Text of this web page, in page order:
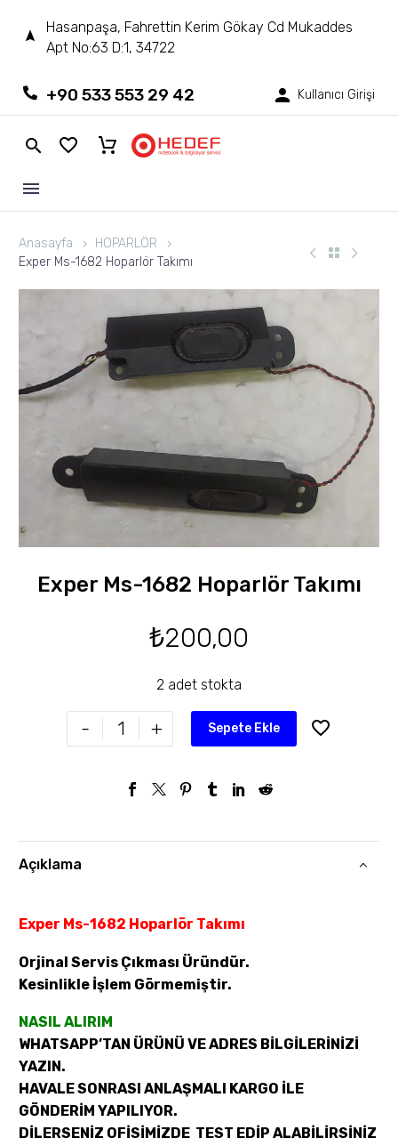
Hasanpaşa, Fahrettin Kerim Gökay Cd Mukaddes
Apt No:63 D:1, 34722
+90 533 553 29 42 Kullanıcı Girişi
Anasayfa
HOPARLÖR
Exper Ms-1682 Hoparlör Takımı
Exper Ms-1682 Hoparlör Takımı
₺200,00
2 adet stokta
- + Sepete Ekle
Açıklama
Exper Ms-1682 Hoparlör Takımı
Orjinal Servis Çıkması Üründür.
Kesinlikle İşlem Görmemiştir.
NASIL ALIRIM
WHATSAPP’TAN ÜRÜNÜ VE ADRES BİLGİLERİNİZİ
YAZIN.
HAVALE SONRASI ANLAŞMALI KARGO İLE
GÖNDERİM YAPILIYOR.
DİLERSENİZ OFİSİMİZDE TEST EDİP ALABİLİRSİNİZ